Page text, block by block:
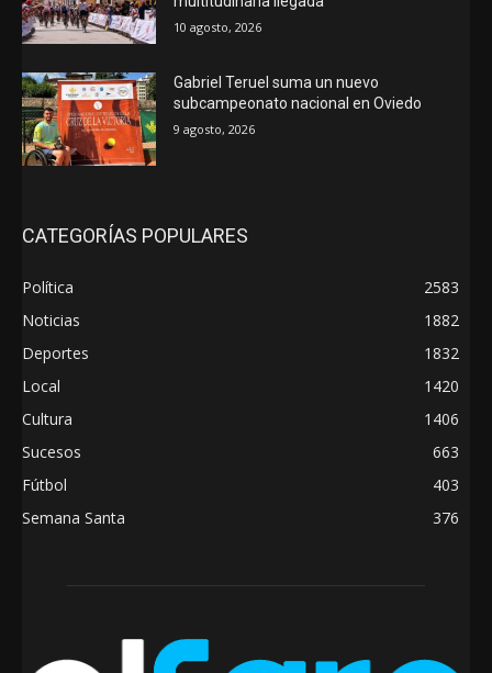
10 agosto, 2026
Gabriel Teruel suma un nuevo
subcampeonato nacional en Oviedo
9 agosto, 2026
CATEGORÍAS POPULARES
Política
2583
Noticias
1882
Deportes
1832
Local
1420
Cultura
1406
Sucesos
663
Fútbol
403
Semana Santa
376